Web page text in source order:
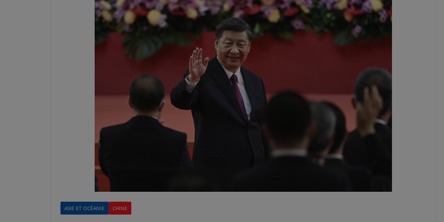
ASIE ET OCÉANIE CHINE